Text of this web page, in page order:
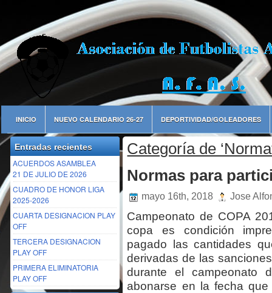
INICIO NUEVO CALENDARIO 26-27 DEPORTIVIDAD/GOLEADORES
Entradas recientes
ACUERDOS ASAMBLEA
21 DE JULIO DE 2026
CUADRO DE HONOR LIGA
2025-2026
CUARTA DESIGNACION PLAY
OFF
TERCERA DESIGNACION
PLAY OFF
PRIMERA ELIMINATORIA
PLAY OFF
Categoría de
Normas para
mayo 16th, 2018 Jose
Campeonato de COPA
copa es condición
pagado las cantidades
derivadas de las
durante el campeonato
abonarse en la fecha